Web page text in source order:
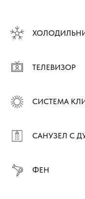
ТЕЛЕВИЗОР
СИСТЕМА
САНУЗЕЛ С
ФЕН